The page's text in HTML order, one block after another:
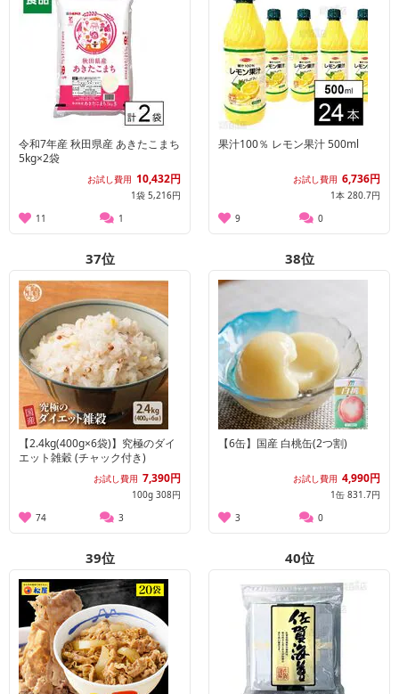
令和7年産 秋田県産 あきたこまち
5kg×2袋
お試し費用 10,432円
1袋 5,216円
11
1
果汁100％ レモン果汁 500ml
お試し費用 6,736円
1本 280.7円
9
0
37位
【2.4kg(400g×6袋)】究極のダイ
エット雑穀 (チャック付き)
お試し費用 7,390円
100g 308円
74
3
38位
【6缶】国産 白桃缶(2つ割)
お試し費用 4,990円
1缶 831.7円
3
0
39位 40位